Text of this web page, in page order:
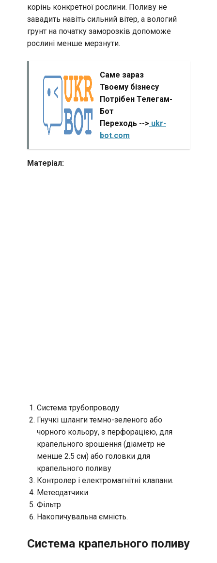
корінь конкретної рослини. Поливу не
завадить навіть сильний вітер, а вологий
грунт на початку заморозків допоможе
рослині менше мерзнути.
Саме зараз
Твоему бізнесу
Потрібен Телегам-
Бот
Переходь --> ukr-
bot.com
Матеріал:
Система трубопроводу
Гнучкі шланги темно-зеленого або
чорного кольору, з перфорацією, для
крапельного зрошення (діаметр не
менше 2.5 см) або головки для
крапельного поливу
Контролер і електромагнітні клапани.
Метеодатчики
Фільтр
Накопичувальна ємність.
Система крапельного поливу